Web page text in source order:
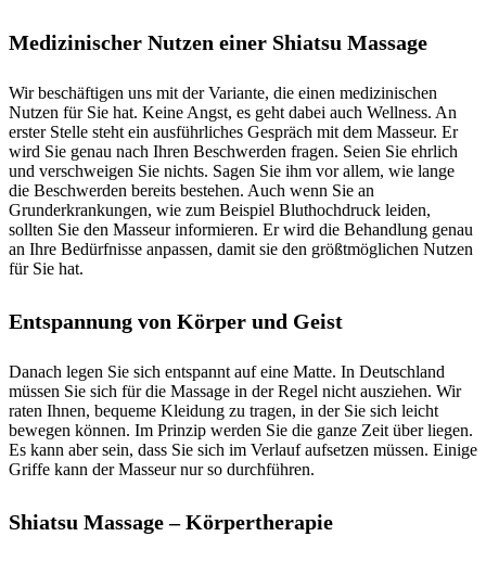
Medizinischer Nutzen einer Shiatsu Massage
Wir beschäftigen uns mit der Variante, die einen medizinischen
Nutzen für Sie hat. Keine Angst, es geht dabei auch Wellness. An
erster Stelle steht ein ausführliches Gespräch mit dem Masseur. Er
wird Sie genau nach Ihren Beschwerden fragen. Seien Sie ehrlich
und verschweigen Sie nichts. Sagen Sie ihm vor allem, wie lange
die Beschwerden bereits bestehen. Auch wenn Sie an
Grunderkrankungen, wie zum Beispiel Bluthochdruck leiden,
sollten Sie den Masseur informieren. Er wird die Behandlung genau
an Ihre Bedürfnisse anpassen, damit sie den größtmöglichen Nutzen
für Sie hat.
Entspannung von Körper und Geist
Danach legen Sie sich entspannt auf eine Matte. In Deutschland
müssen Sie sich für die Massage in der Regel nicht ausziehen. Wir
raten Ihnen, bequeme Kleidung zu tragen, in der Sie sich leicht
bewegen können. Im Prinzip werden Sie die ganze Zeit über liegen.
Es kann aber sein, dass Sie sich im Verlauf aufsetzen müssen. Einige
Griffe kann der Masseur nur so durchführen.
Shiatsu Massage – Körpertherapie